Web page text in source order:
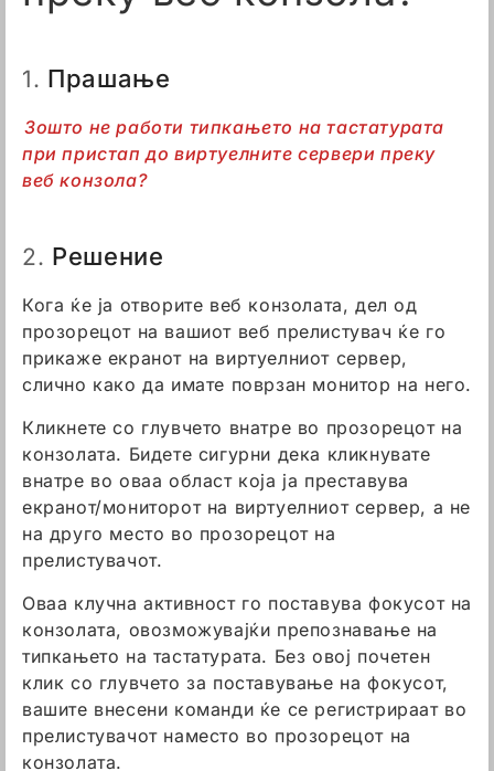
1. Прашање
Зошто не работи типкањето на тастатурата
при пристап до виртуелните сервери преку
веб конзола?
2. Решение
Кога ќе ја отворите веб конзолата, дел од
прозорецот на вашиот веб прелистувач ќе го
прикаже екранот на виртуелниот сервер,
слично како да имате поврзан монитор на него.
Кликнете со глувчето внатре во прозорецот на
конзолата. Бидете сигурни дека кликнувате
внатре во оваа област која ја преставува
екранот/мониторот на виртуелниот сервер, а не
на друго место во прозорецот на
прелистувачот.
Оваа клучна активност го поставува фокусот на
конзолата, овозможувајќи препознавање на
типкањето на тастатурата. Без овој почетен
клик со глувчето за поставување на фокусот,
вашите внесени команди ќе се регистрираат во
прелистувачот наместо во прозорецот на
конзолата.